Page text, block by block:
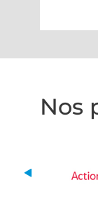
Nos